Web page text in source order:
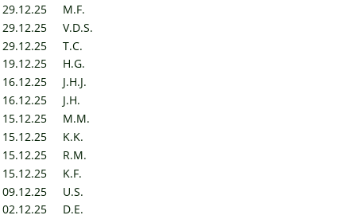
29.12.25
M.F.
29.12.25
V.D.S.
29.12.25
T.C.
19.12.25
H.G.
16.12.25
J.H.J.
16.12.25
J.H.
15.12.25
M.M.
15.12.25
K.K.
15.12.25
R.M.
15.12.25
K.F.
09.12.25
U.S.
02.12.25
D.E.